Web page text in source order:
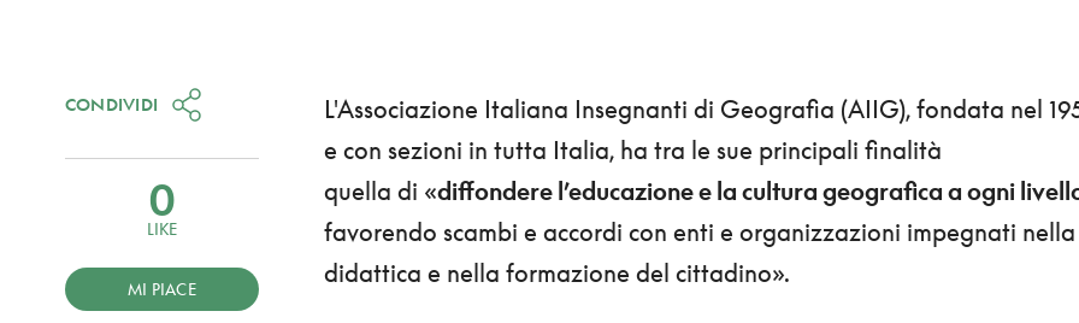
L'Associazione Italiana Insegnanti di Geografia (AIIG), fondata nel
e con sezioni in tutta Italia, ha tra le sue principali finalità
quella di «diffondere l’educazione e la cultura geografica a ogni
favorendo scambi e accordi con enti e organizzazioni impegnati nella
didattica e nella formazione del cittadino».
CONDIVIDI
0
LIKE
MI PIACE